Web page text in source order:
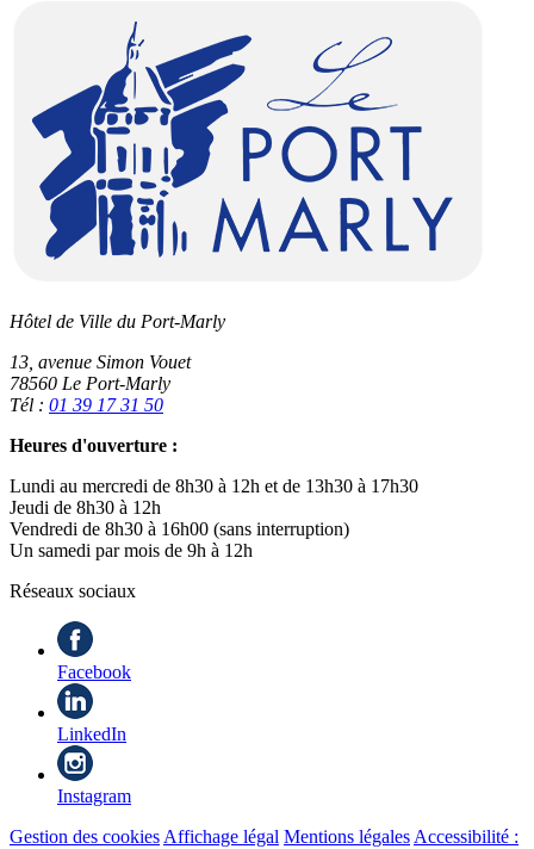
Hôtel de Ville du Port-Marly
13, avenue Simon Vouet
78560 Le Port-Marly
Tél : 01 39 17 31 50
Heures d'ouverture :
Lundi au mercredi de 8h30 à 12h et de 13h30 à 17h30
Jeudi de 8h30 à 12h
Vendredi de 8h30 à 16h00 (sans interruption)
Un samedi par mois de 9h à 12h
Réseaux sociaux
Facebook
LinkedIn
Instagram
Gestion des cookies Affichage légal Mentions légales Accessibilité :